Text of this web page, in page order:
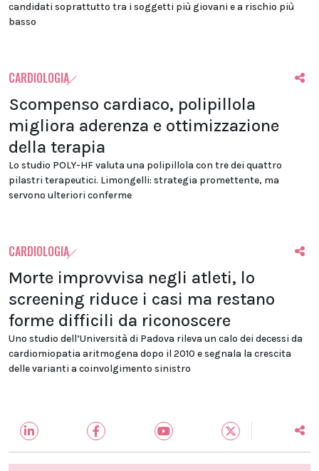
candidati soprattutto tra i soggetti più giovani e a rischio più
basso
CARDIOLOGIA
Scompenso cardiaco, polipillola
migliora aderenza e ottimizzazione
della terapia
Lo studio POLY-HF valuta una polipillola con tre dei quattro
pilastri terapeutici. Limongelli: strategia promettente, ma
servono ulteriori conferme
CARDIOLOGIA
Morte improvvisa negli atleti, lo
screening riduce i casi ma restano
forme difficili da riconoscere
Uno studio dell’Università di Padova rileva un calo dei decessi da
cardiomiopatia aritmogena dopo il 2010 e segnala la crescita
delle varianti a coinvolgimento sinistro